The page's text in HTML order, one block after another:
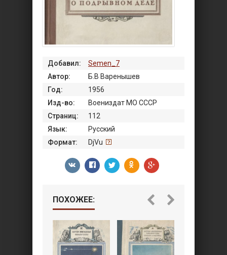
Добавил:
Semen_7
Автор:
Б.В Варенышев
Год:
1956
Изд-во:
Воениздат МО СССР
Страниц:
112
Язык:
Русский
Формат:
DjVu
ПОХОЖЕЕ: